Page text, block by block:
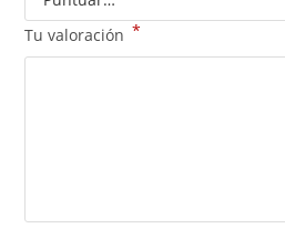
Tu valoración *